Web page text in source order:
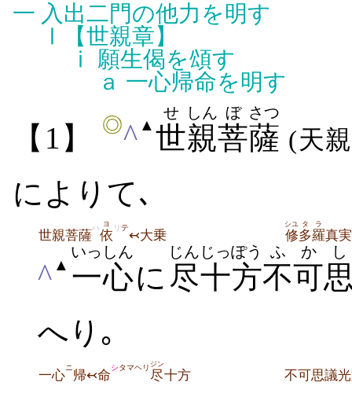
一 入出二門の他力を明す
Ⅰ
【世親章】
ⅰ
願生偈を頌す
ａ 一心帰命を明す
【1】 ◎^ ▲ 世
せ
親
しん
菩
ぼ
薩
さつ
(天
によりて､
世親菩薩ハ依
ヨ リ テ↢大乗 修
シユ
多
タ
羅
ラ
真
^ ▲ 一心
いっしん
に尽
じん
十方
じっぽう
不可
ふか し
へり｡
一心ニ 帰↢命シタマヘリ 尽
ジン
十方 不可思議